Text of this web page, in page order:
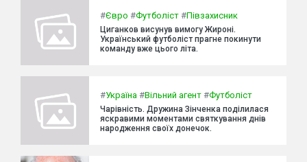
#Євро #Футболіст #Півзахисник
Циганков висунув вимогу Жироні.
Український футболіст прагне покинути
команду вже цього літа.
#Україна #Вільний агент #Футболіст
Чарівність. Дружина Зінченка поділилася
яскравими моментами святкування днів
народження своїх донечок.